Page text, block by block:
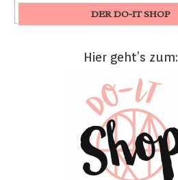
DER DO-IT SHOP
Hier geht’s zum: